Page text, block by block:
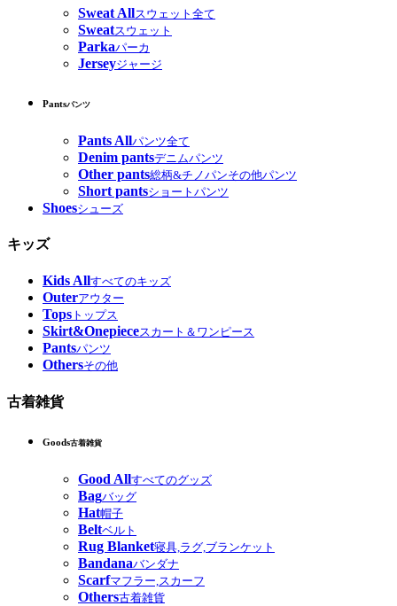
Sweat Allスウェット全て
Sweatスウェット
Parkaパーカ
Jerseyジャージ
Pantsパンツ
Pants Allパンツ全て
Denim pantsデニムパンツ
Other pants総柄&チノパンその他パンツ
Short pantsショートパンツ
Shoesシューズ
キッズ
Kids Allすべてのキッズ
Outerアウター
Tops トップス
Skirt&Onepieceスカート＆ワンピース
Pantsパンツ
Othersその他
古着雑貨
Goods古着雑貨
Good Allすべてのグッズ
Bagバッグ
Hat帽子
Beltベルト
Rug Blanket寝具,ラグ,ブランケット
Bandanaバンダナ
Scarfマフラー,スカーフ
Others古着雑貨